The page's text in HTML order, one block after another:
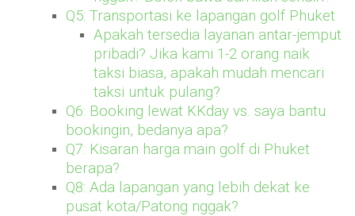
Q5: Transportasi ke lapangan golf Phuket
Apakah tersedia layanan antar-jemput
pribadi? Jika kami 1-2 orang naik
taksi biasa, apakah mudah mencari
taksi untuk pulang?
Q6: Booking lewat KKday vs. saya bantu
bookingin, bedanya apa?
Q7: Kisaran harga main golf di Phuket
berapa?
Q8: Ada lapangan yang lebih dekat ke
pusat kota/Patong nggak?